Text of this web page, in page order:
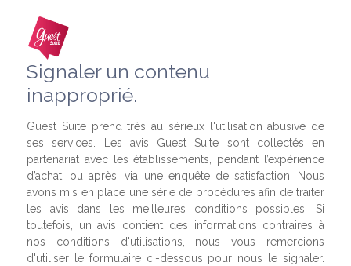
Signaler un contenu
inapproprié.
Guest Suite prend très au sérieux l'utilisation abusive de
ses services. Les avis Guest Suite sont collectés en
partenariat avec les établissements, pendant l’expérience
d’achat, ou après, via une enquête de satisfaction. Nous
avons mis en place une série de procédures afin de traiter
les avis dans les meilleures conditions possibles. Si
toutefois, un avis contient des informations contraires à
nos conditions d'utilisations, nous vous remercions
d'utiliser le formulaire ci-dessous pour nous le signaler.